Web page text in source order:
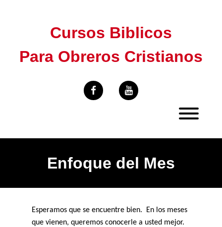
Cursos Biblicos
Para Obreros Cristianos
Enfoque del Mes
Esperamos que se encuentre bien.
En los meses
que vienen, queremos conocerle a usted mejor.